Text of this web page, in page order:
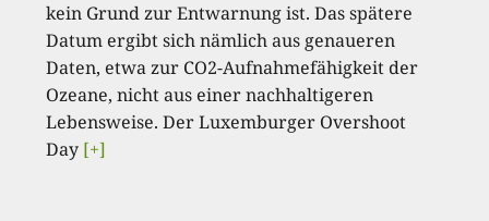
kein Grund zur Entwarnung ist. Das spätere
Datum ergibt sich nämlich aus genaueren
Daten, etwa zur CO2-Aufnahmefähigkeit der
Ozeane, nicht aus einer nachhaltigeren
Lebensweise. Der Luxemburger Overshoot
Day [+]